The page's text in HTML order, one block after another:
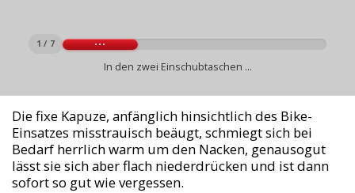
1 / 7
In den zwei Einschubtaschen ...
Die fixe Kapuze, anfänglich hinsichtlich des Bike-
Einsatzes misstrauisch beäugt, schmiegt sich bei
Bedarf herrlich warm um den Nacken, genausogut
lässt sie sich aber flach niederdrücken und ist dann
sofort so gut wie vergessen.